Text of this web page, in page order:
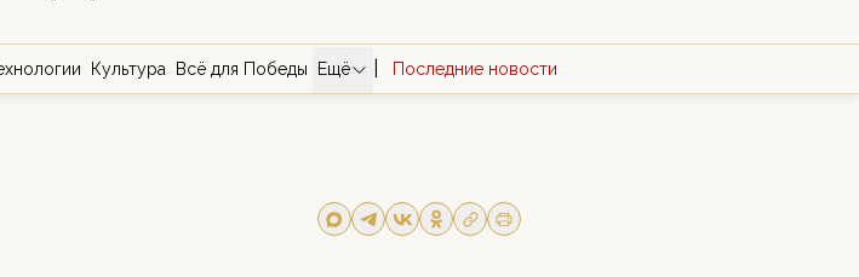
Культура Всё для Победы Ещё Последние новости